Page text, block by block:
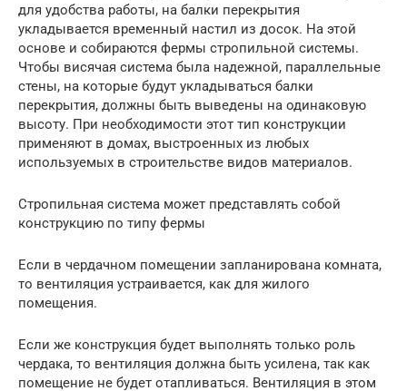
для удобства работы, на балки перекрытия
укладывается временный настил из досок. На этой
основе и собираются фермы стропильной системы.
Чтобы висячая система была надежной, параллельные
стены, на которые будут укладываться балки
перекрытия, должны быть выведены на одинаковую
высоту. При необходимости этот тип конструкции
применяют в домах, выстроенных из любых
используемых в строительстве видов материалов.
Стропильная система может представлять собой
конструкцию по типу фермы
Если в чердачном помещении запланирована комната,
то вентиляция устраивается, как для жилого
помещения.
Если же конструкция будет выполнять только роль
чердака, то вентиляция должна быть усилена, так как
помещение не будет отапливаться. Вентиляция в этом